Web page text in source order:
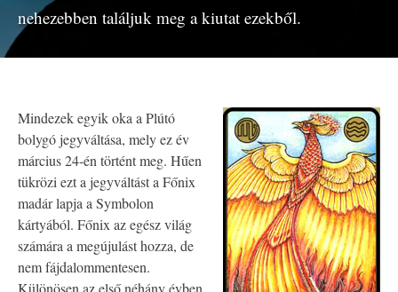
nehezebben találjuk meg a kiutat ezekből.
Mindezek egyik oka a Plútó
bolygó jegyváltása, mely ez év
március 24-én történt meg. Hűen
tükrözi ezt a jegyváltást a Főnix
madár lapja a Symbolon
kártyából. Főnix az egész világ
számára a megújulást hozza, de
nem fájdalommentesen.
Különösen az első néhány évben